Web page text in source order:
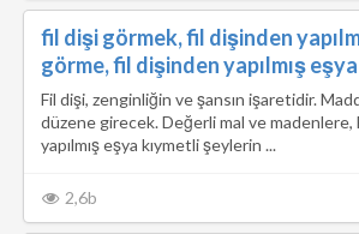
fil dişi görmek, fil dişinden
görme, fil dişinden yapılmış eşya
Fil dişi, zenginliğin ve şansın işaretidir.
düzene girecek. Değerli mal ve madenlere,
yapılmış eşya kıymetli şeylerin ...
2,6b